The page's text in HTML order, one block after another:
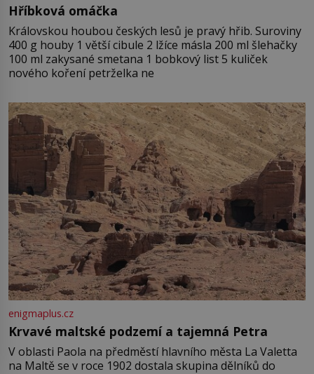
Hříbková omáčka
Královskou houbou českých lesů je pravý hřib. Suroviny
400 g houby 1 větší cibule 2 lžíce másla 200 ml šlehačky
100 ml zakysané smetana 1 bobkový list 5 kuliček
nového koření petrželka ne
enigmaplus.cz
Krvavé maltské podzemí a tajemná Petra
V oblasti Paola na předměstí hlavního města La Valetta
na Maltě se v roce 1902 dostala skupina dělníků do